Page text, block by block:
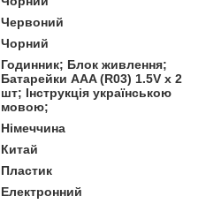
Червоний
Чорний
Годинник; Блок живлення;
Батарейки AАA (R03) 1.5V х 2
шт; Інструкція українською
мовою;
Німеччина
Китай
Пластик
Електронний